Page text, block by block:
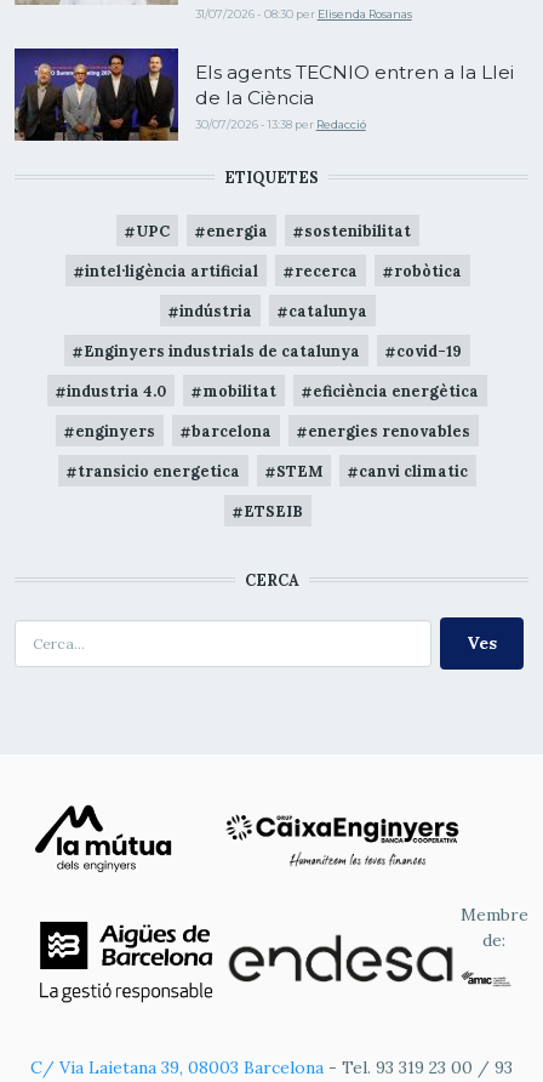
31/07/2026 - 08:30 per Elisenda Rosanas
Els agents TECNIO entren a la Llei
de la Ciència
30/07/2026 - 13:38 per Redacció
ETIQUETES
UPC energia sostenibilitat
intel·ligència artificial recerca robòtica
indústria catalunya
Enginyers industrials de catalunya covid-19
industria 4.0 mobilitat eficiència energètica
enginyers barcelona energies renovables
transicio energetica STEM canvi climatic
ETSEIB
CERCA
Membre
de:
C/ Via Laietana 39, 08003 Barcelona - Tel. 93 319 23 00 / 93